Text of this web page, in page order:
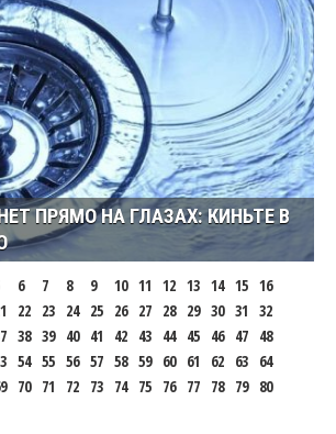
ПРЯМО НА ГЛАЗАХ: КИНЬТЕ В
6 7 8 9 10 11 12 13 14 15 16
22 23 24 25 26 27 28 29 30 31 32
38 39 40 41 42 43 44 45 46 47 48
54 55 56 57 58 59 60 61 62 63 64
70 71 72 73 74 75 76 77 78 79 80